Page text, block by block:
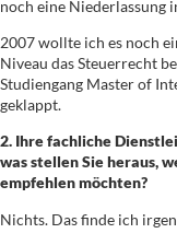
noch eine Niederlassung
2007 wollte ich es noch
Niveau das Steuerrecht
Studiengang Master of
geklappt.
2. Ihre fachliche
was stellen Sie heraus,
empfehlen möchten?
Nichts. Das finde ich